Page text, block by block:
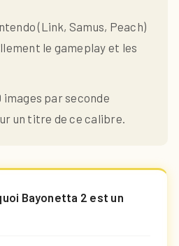
(Link, Samus, Peach)
le gameplay et les
images par seconde
un titre de ce calibre.
Bayonetta 2 est un